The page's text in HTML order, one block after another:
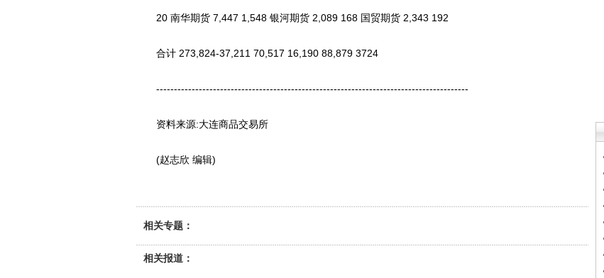
20 南华期货 7,447 1,548 银河期货 2,089 168 国贸期货 2,343 192
合计 273,824-37,211 70,517 16,190 88,879 3724
----------------------------------------------------------------------------------------
资料来源:大连商品交易所
(赵志欣 编辑)
相关专题：
相关报道：